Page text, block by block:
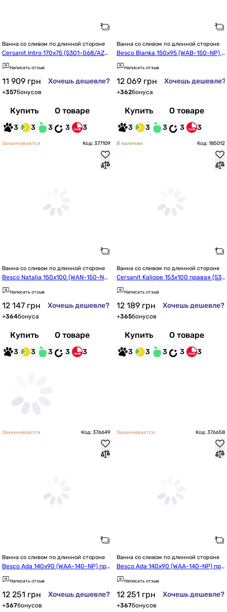
Ванна со сливом по длинной стороне
Cersanit Intro 170x75 (S301-068/AZB
R1000040036)
Написать отзыв
11 909 грн Хочешь дешевле?
+357бонусов
Купить О товаре
3 3 3 3 3
Ванна со сливом по длинной стороне
Besco Bianka 150x95 (WAB-150-NP) п
равая
Написать отзыв
12 069 грн Хочешь дешевле?
+362бонуса
Купить О товаре
3 3 3 3 3
Заканчивается Код: 377109
Ванна со сливом по длинной стороне
Besco Natalia 150x100 (WAN-150-NL)
левая
Написать отзыв
12 147 грн Хочешь дешевле?
+364бонуса
Купить О товаре
3 3 3 3 3
В наличии Код: 185012
Ванна со сливом по длинной стороне
Cersanit Kaliope 153x100 правая (S3
01-025/AZBA1000220040)
Написать отзыв
12 189 грн Хочешь дешевле?
+365бонусов
Купить О товаре
3 3 3 3 3
Заканчивается Код: 376649
Ванна со сливом по длинной стороне
Besco Ada 140x90 (WAA-140-NP) пра
вая, без отв. под ручки
Написать отзыв
12 251 грн Хочешь дешевле?
+367бонусов
Заканчивается Код: 376658
Ванна со сливом по длинной стороне
Besco Ada 140x90 (WAA-140-NP) пра
вая
Написать отзыв
12 251 грн Хочешь дешевле?
+367бонусов